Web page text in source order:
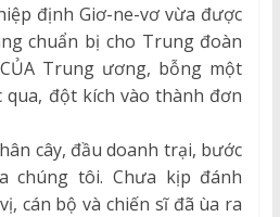
định Giơ-ne-vơ vừa được
chuẩn bị cho Trung đoàn
Trung ương, bỗng một
qua, đột kích vào thành đơn
cây, đầu doanh trại, bước
chúng tôi. Chưa kịp đánh
cán bộ và chiến sĩ đã ùa ra